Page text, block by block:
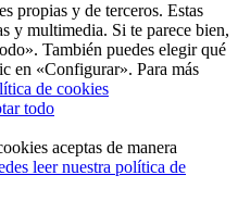
propias y de terceros. Estas
y multimedia. Si te parece bien,
También puedes elegir qué
en «Configurar». Para más
de cookies
todo
aceptas de manera
leer nuestra política de